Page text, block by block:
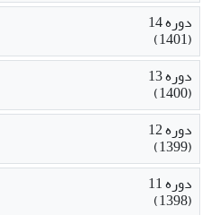
دوره 14
(1401)
دوره 13
(1400)
دوره 12
(1399)
دوره 11
(1398)